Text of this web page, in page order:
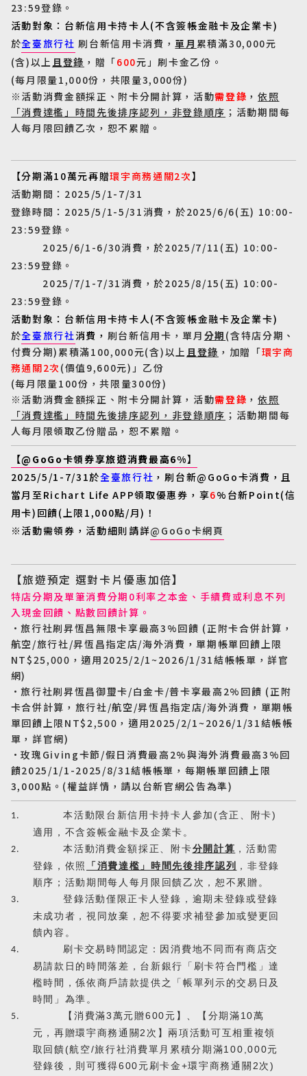
日韓旅遊
Northeast Asia
東南亞旅遊
23:59登錄。
活動對象：台新信用卡持卡人(不含簽帳金融卡及企業卡)
於全臺旅行社 刷台新信用卡消費，單月 累積滿30,000元
(含)以上 且登錄 ，贈「600元」刷卡金乙份。
(每月限量1,000份，共限量3,000份)
※活動消費金額採正、附卡分開計算，活動需登錄 ，依照
「消費達檻」時間先後排序認列，非登錄順序 ；活動期間每
人每月限回饋乙次，恕不累贈。
【分期滿10萬元再贈環宇商務通關2次】
活動期間： 2025/5/1-7/31
登錄時間： 2025/5/1-5/31 消費，於2025/6/6(五) 10:00-
23:59登錄。
2025/6/1-6/30消費，於2025/7/11(五) 10:00-
23:59登錄。
2025/7/1-7/31 消費，於2025/8/15(五) 10:00-
23:59登錄。
活動對象：台新信用卡持卡人 (不含簽帳金融卡及企業卡)
於全臺旅行社消費， 刷台新信用卡，單月 分期 (含特店分期、
付費分期) 累積滿 100,000元(含)以上 且登錄 ，加贈「環宇商
務通關2次 (價值 9,600元) 」乙份
(每月限量100份，共限量300份)
※活動消費金額採正、附卡分開計算，活動需登錄 ，依照
「消費達檻」時間先後排序認列，非登錄順序 ；活動期間每
人每月限領取乙份贈品，恕不累贈。
【@GoGo卡領券享旅遊消費最高6%】
2025/5/1-7/31於全臺旅行社 ，刷台新@GoGo卡消費，且
當月至Richart Life APP領取優惠券，享6% 台新Point(信
用卡) 回饋(上限1,000點/月) ！
※活動需領券，活動細則請詳@GoGo卡網頁
【旅遊預定 選對卡片優惠加倍】
特店分期及單筆消費分期0利率之本金、手續費或利息不列
入現金回饋、點數回饋計算。
•旅行社刷昇恆昌無限卡享最高3%回饋 (正附卡合併計算，
航空/旅行社/昇恆昌指定店/海外消費，單期帳單回饋上限
NT$25,000，適用2025/2/1~2026/1/31結帳帳單，詳官
網)
•旅行社刷昇恆昌御璽卡/白金卡/普卡享最高2%回饋 (正附
卡合併計算，旅行社/航空/昇恆昌指定店/海外消費，單期帳
單回饋上限NT$2,500，適用2025/2/1~2026/1/31結帳帳
單，詳官網)
•玫瑰Giving卡節/假日消費最高2%與海外消費最高3%回
饋2025/1/1-2025/8/31結帳帳單，每期帳單回饋上限
3,000點。(權益詳情，請以台新官網公告為準)
1. 本活動限台新信用卡持卡人參加 (含正、附卡)
適用，不含簽帳金融卡及企業卡。
2. 本活動消費金額採正、附卡分開計算 ，活動需
登錄，依照
「消費達檻」時間先後排序認列
，非登錄
順序；活動期間每人每月限回饋乙次，恕不累贈。
3.
登錄活動僅限正卡人登錄，逾期未登錄或登錄
未成功者，視同放棄，恕不得要求補登參加或變更回
饋內容。
4.
刷卡交易時間認定：因消費地不同而有商店交
易請款日的時間落差，台新銀行「刷卡符合門檻」達
檻時間，係依商戶請款提供之「帳單列示的交易日及
時間」為準。
5. 【消費滿3萬元贈600元】、【分期滿10萬
元，再贈環宇商務通關2 次】兩項活動可互相重複領
取回饋(航空/旅行社消費單月累積分期滿100,000元
登錄後，則可獲得600元刷卡金+環宇商務通關 2次)